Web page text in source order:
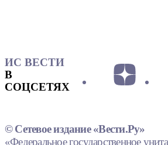
ИС ВЕСТИ
В
СОЦСЕТЯХ
© Сетевое издание «Вести.Ру»
«Федеральное государственное